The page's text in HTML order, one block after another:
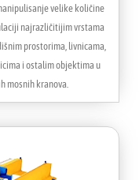
velike količine
najrazličitijim vrstama
prostorima, livnicama,
i ostalim objektima u
mosnih kranova.